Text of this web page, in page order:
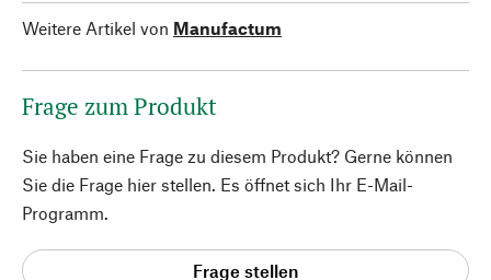
Weitere Artikel von Manufactum
Frage zum Produkt
Sie haben eine Frage zu diesem Produkt? Gerne können
Sie die Frage hier stellen. Es öffnet sich Ihr E-Mail-
Programm.
Frage stellen